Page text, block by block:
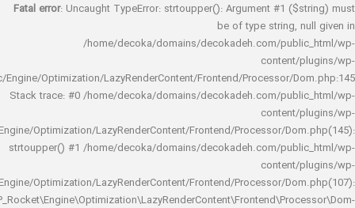
Fatal error : Uncaught TypeError: strtoupper(): Argument #1
be of type string,
/home/decoka/domains/decokadeh.com/
rocket/inc/Engine/Optimization/LazyRenderContent/Frontend/Processor/
Stack trace: #0 /home/decoka/domains/decokadeh.com/
rocket/inc/Engine/Optimization/LazyRenderContent/Frontend/Processor/
strtoupper() #1 /home/decoka/domains/decokadeh.com/
rocket/inc/Engine/Optimization/LazyRenderContent/Frontend/Processor/